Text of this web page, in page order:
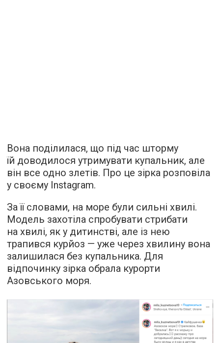
Вона поділилася, що під час шторму
їй доводилося утримувати купальник, але
він все одно злетів. Про це зірка розповіла
у своєму Instagram.
За її словами, на море були сильні хвилі.
Модель захотіла спробувати стрибати
на хвилі, як у дитинстві, але із нею
трапився курйоз — уже через хвилину вона
залишилася без купальника. Для
відпочинку зірка обрала курорти
Азовського моря.